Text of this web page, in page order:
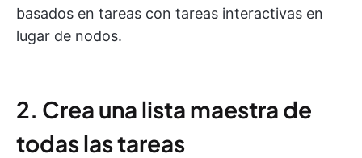
basados en tareas con tareas interactivas en
lugar de nodos.
2. Crea una lista maestra de
todas las tareas